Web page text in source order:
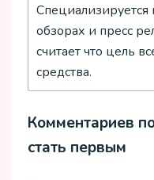
обзорах и пресс
считает что цель
средства.
Комментариев
стать первым